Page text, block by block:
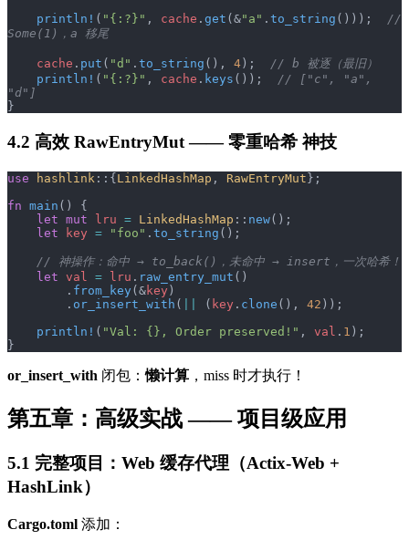
    println!
( "{:?}" , cache . get (&"a" . to_string ())); //
Some(1)，a 移尾
    cache
. put ( "d" . to_string (), 4 ); // b 被逐（最旧）
    println!
( "{:?}" , cache . keys ()); // ["c", "a",
"d"]
}
4.2 高效 RawEntryMut ——零重哈希神技
use hashlink ::{ LinkedHashMap , RawEntryMut };
fn main () {
    let
mut lru = LinkedHashMap :: new();
    let
key = "foo" . to_string ();
    // 神操作：命中 → to_back()，未命中 → insert，一次哈希！
    let
val = lru . raw_entry_mut ()
        .
from_key (&key )
        .
or_insert_with ( ( key . clone (), 42 ));
    println!
( "Val: {}, Order preserved!" , val . 1 );
}
or_insert_with 闭包：懒计算 ，miss 时才执行！
第五章：高级实战 —— 项目级应用
5.1 完整项目：Web 缓存代理 （Actix-Web +
HashLink）
Cargo.toml 添加：